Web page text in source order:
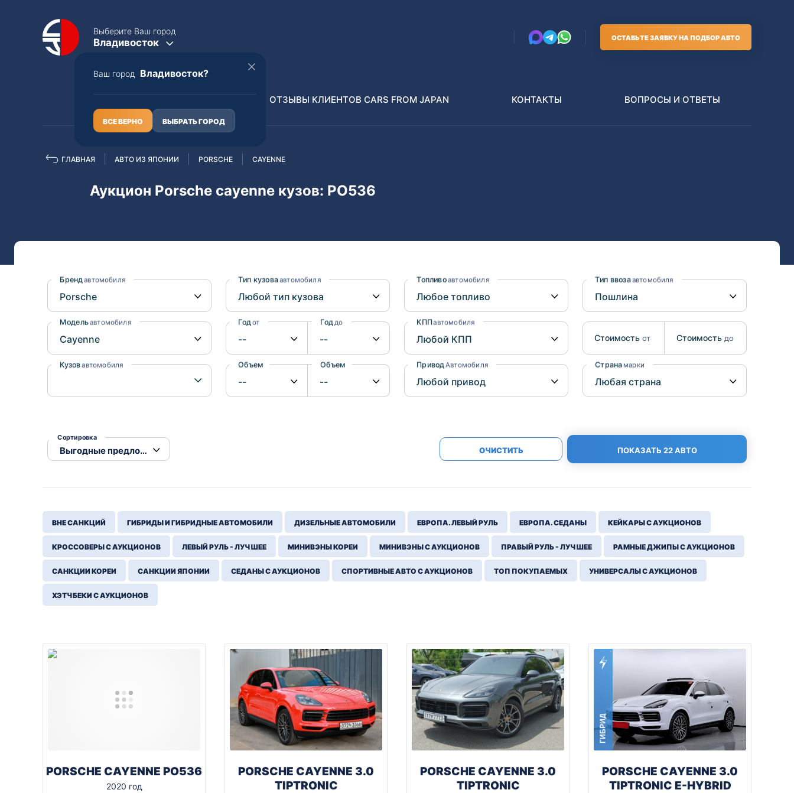
Выберите Ваш город
Владивосток
Ваш город Владивосток?
ВСЕ ВЕРНО ВЫБРАТЬ ГОРОД
ОСТАВЬТЕ ЗАЯВКУ НА ПОДБОР АВТО
Полная пошлина
Nissan
Suzuki
Mitsubishi
Subaru
Mercedes-Benz
Nissan
Mazda
Mitsubishi
Subaru
Suzuki
Lexus
BMW
Audi
Nissan
Mitsubishi
Isuzu
Hino
ОТЗЫВЫ КЛИЕНТОВ CARS FROM JAPAN КОНТАКТЫ ВОПРОСЫ И ОТВЕТЫ
ГЛАВНАЯ АВТО ИЗ ЯПОНИИ PORSCHE CAYENNE
Аукцион Porsche cayenne кузов: PO536
Бренд автомобиля
Модельавтомобиля
Кузовавтомобиля
Тип кузоваавтомобиля
Год от Год до
Объем от Объем до
Топливоавтомобиля
КППавтомобиля
Привод Автомобиля
Тип ввозаавтомобиля
Стоимость от Стоимость до
Страна марки
Сортировка
ОЧИСТИТЬ ПОКАЗАТЬ 22 АВТО
ВНЕ САНКЦИЙ ГИБРИДЫ И ГИБРИДНЫЕ АВТОМОБИЛИ ДИЗЕЛЬНЫЕ АВТОМОБИЛИ ЕВРОПА. ЛЕВЫЙ РУЛЬ ЕВРОПА. СЕДАНЫ КЕЙКАРЫ С АУКЦИОНОВ
КРОССОВЕРЫ С АУКЦИОНОВ ЛЕВЫЙ РУЛЬ - ЛУЧШЕЕ МИНИВЭНЫ КОРЕИ МИНИВЭНЫ С АУКЦИОНОВ ПРАВЫЙ РУЛЬ - ЛУЧШЕЕ РАМНЫЕ ДЖИПЫ С АУКЦИОНОВ
САНКЦИИ КОРЕИ САНКЦИИ ЯПОНИИ СЕДАНЫ С АУКЦИОНОВ СПОРТИВНЫЕ АВТО С АУКЦИОНОВ ТОП ПОКУПАЕМЫХ УНИВЕРСАЛЫ С АУКЦИОНОВ
ХЭТЧБЕКИ С АУКЦИОНОВ
PORSCHE CAYENNE PO536
2020 год
PORSCHE CAYENNE 3.0
TIPTRONIC
PORSCHE CAYENNE 3.0
TIPTRONIC
ГИБРИД
PORSCHE CAYENNE 3.0
TIPTRONIC E-HYBRID